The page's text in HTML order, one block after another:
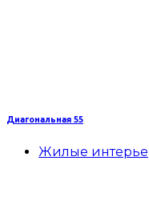
Диагональная 55
Жилые